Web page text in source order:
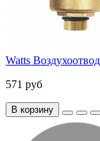
Watts
571 руб
В корзину